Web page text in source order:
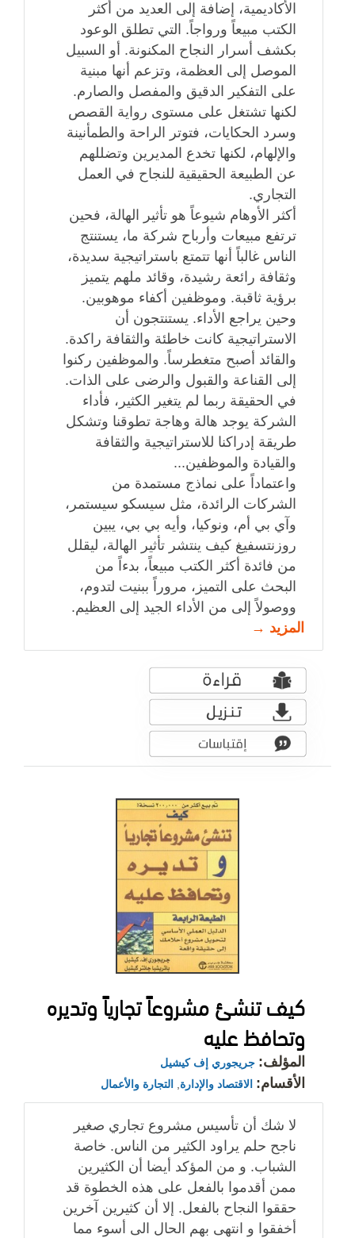
الأكاديمية، إضافة إلى العديد من أكثر
الكتب مبيعاً ورواجاً. التي تطلق الوعود
بكشف أسرار النجاح المكنونة. أو السبيل
الموصل إلى العظمة، وتزعم أنها مبنية
على التفكير الدقيق والمفصل والصارم.
لكنها تشتغل على مستوى رواية القصص
وسرد الحكايات، فتوتر الراحة والطمأنينة
والإلهام، لكنها تخدع المديرين وتضللهم
عن الطبيعة الحقيقية للنجاح في العمل
التجاري.
أكثر الأوهام شيوعاً هو تأثير الهالة، فحين
ترتفع مبيعات وأرباح شركة ما، يستنتج
الناس غالباً أنها تتمتع باستراتيجية سديدة،
وثقافة رائعة رشيدة، وقائد ملهم يتميز
برؤية ثاقبة. وموظفين أكفاء موهوبين.
وحين يراجع الأداء. يستنتجون أن
الاستراتيجية كانت خاطئة والثقافة راكدة.
والقائد أصبح متغطرساً. والموظفين ركنوا
إلى القناعة والقبول والرضى على الذات.
في الحقيقة ربما لم يتغير الكثير، فأداء
الشركة يوجد هالة وهاجة تطوقنا وتشكل
طريقة إدراكنا للاستراتيجية والثقافة
والقيادة والموظفين...
واعتماداً على نماذج مستمدة من
الشركات الرائدة، مثل سيسكو سيستمر،
وآي بي أم، ونوكيا، وأيه بي بي، يبين
روزنتسفيغ كيف ينتشر تأثير الهالة، ليقلل
من فائدة أكثر الكتب مبيعاً، بدءاً من
البحث على التميز، مروراً ببنيت لتدوم،
ووصولاً إلى من الأداء الجيد إلى العظيم.
المزيد →
كيف تنشئ مشروعاً تجارياً وتديره
وتحافظ عليه
المؤلف: جريجوري إف كيشيل
الأقسام: الاقتصاد والإدارة, التجارة والأعمال
لا شك أن تأسيس مشروع تجاري صغير
ناجح حلم يراود الكثير من الناس. خاصة
الشباب. و من المؤكد أيضا أن الكثيرين
ممن أقدموا بالفعل على هذه الخطوة قد
حققوا النجاح بالفعل. إلا أن كثيرين آخرين
أخفقوا و انتهى بهم الحال الى أسوء مما